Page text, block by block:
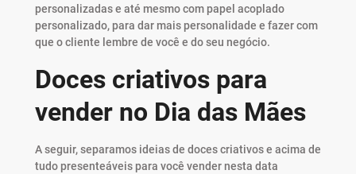
personalizadas e até mesmo com papel acoplado
personalizado, para dar mais personalidade e fazer com
que o cliente lembre de você e do seu negócio.
Doces criativos para
vender no Dia das Mães
A seguir, separamos ideias de doces criativos e acima de
tudo presenteáveis para você vender nesta data